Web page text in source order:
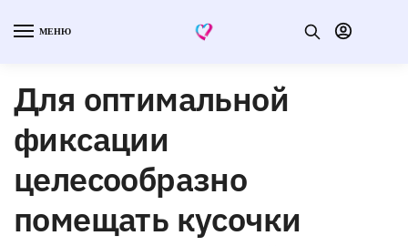
МЕНЮ
Для оптимальной
фиксации
целесообразно
помещать кусочки